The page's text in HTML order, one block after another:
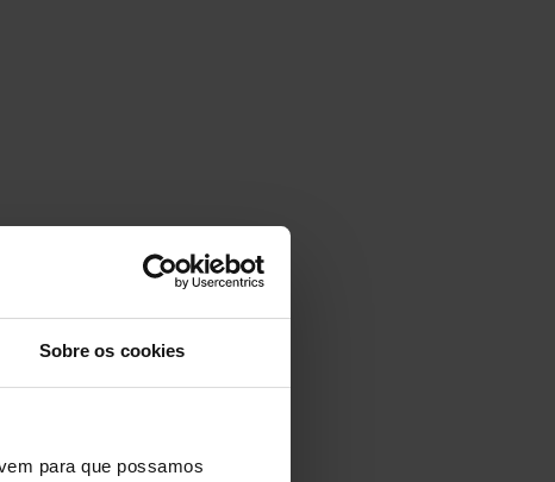
Sobre os cookies
para que possamos